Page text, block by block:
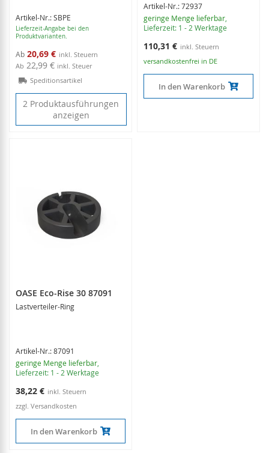
Artikel-Nr.: SBPE
Lieferzeit-Angabe bei den
Produktvarianten.
Ab 20,69 €
Ab 22,99 € inkl. Steuer
Speditionsartikel
2 Produktausführungen
anzeigen
Artikel-Nr.: 72937
geringe Menge lieferbar
Lieferzeit: 1 - 2 Werktage
110,31 €
versandkostenfrei in DE
In den Warenkorb
OASE Eco-Rise 30 87091
Lastverteiler-Ring
Artikel-Nr.: 87091
geringe Menge lieferbar
Lieferzeit: 1 - 2 Werktage
38,22 €
zzgl. Versandkosten
In den Warenkorb